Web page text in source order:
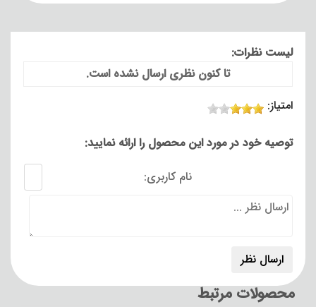
لیست نظرات:
تا کنون نظری ارسال نشده است.
امتیاز:
توصیه خود در مورد این محصول را ارائه نمایید:
نام کاربری:
محصولات مرتبط